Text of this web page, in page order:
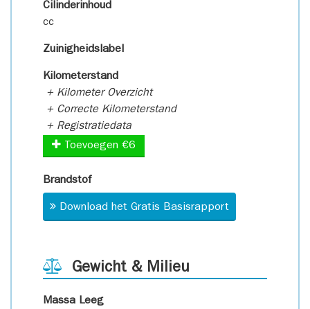
Cilinderinhoud
cc
Zuinigheidslabel
Kilometerstand
+ Kilometer Overzicht
+ Correcte Kilometerstand
+ Registratiedata
Toevoegen €6
Brandstof
Download het Gratis Basisrapport
Gewicht & Milieu
Massa Leeg